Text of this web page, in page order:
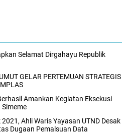
Selamat Dirgahayu Republik
GELAR PERTEMUAN STRATEGIS
Amankan Kegiatan Eksekusi
Ahli Waris Yayasan UTND Desak
Dugaan Pemalsuan Data